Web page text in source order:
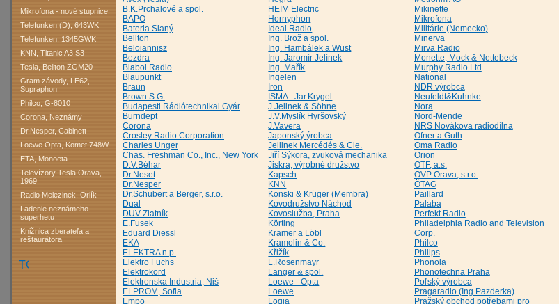
Mikrofona - nové stupnice
Telefunken (D), 643WK
Telefunken, 1345GWK
KNN, Titanic A3 S3
Tesla, Bellton ZGM20
Gram.závody, LE62,
Supraphon
Philco, G-8010
Corona, Neznámy
Dr.Nesper, Cabinett
Loewe Opta, Komet 748W
ETA, Monoeta
Televízory Tesla Orava,
1969
Radio Melezinek, Orlík
Ladenie neznámeho
superhetu
Knižnica zberateľa a
reštaurátora
B.K.Prchalové a spol.
BAPO
Bateria Slaný
Bellton
Beloiannisz
Bezdra
Blabol Radio
Blaupunkt
Braun
Brown S.G.
Budapesti Rádiótechnikai Gyár
Burndept
Corona
Crosley Radio Corporation
Charles Unger
Chas. Freshman Co., Inc., New York
D.V.Béhar
Dr.Neset
Dr.Nesper
Dr.Schubert a Berger, s.r.o.
Dual
DUV Zlatník
E.Fusek
Eduard Diessl
EKA
ELEKTRA n.p.
Elektro Fuchs
Elektrokord
Elektronska Industria, Niš
ELPROM, Sofia
Empo
HEIM Electric
Hornyphon
Ideal Radio
Ing. Brož a spol.
Ing. Hambálek a Wüst
Ing. Jaromír Jelínek
Ing. Mařík
Ingelen
Iron
ISMA - Jar.Krygel
J.Jelinek & Söhne
J.V.Myslík Hyršovský
J.Vavera
Japonský ýrobca
Jellinek Mercédés & Cie.
Jiří Sýkora, zvuková mechanika
Jiskra, výrobné družstvo
Kapsch
KNN
Konski & Krüger (Membra)
Kovodružstvo Náchod
Kovoslužba, Praha
Körting
Kramer a Löbl
Kramolin & Co.
Křižík
L.Rosenmayr
Langer & spol.
Loewe - Opta
Loewe
Logia
Mikinette
Mikrofona
Militárie (Nemecko)
Minerva
Mirva Radio
Monette, Mock & Nettebeck
Murphy Radio Ltd
National
NDR výrobca
Neufeldt&Kuhnke
Nora
Nord-Mende
NRS Novákova radiodílna
Ofner a Guth
Oma Radio
Orion
OTF, a.s.
OVP Orava, s.r.o.
ÖTAG
Paillard
Palaba
Perfekt Radio
Philadelphia Radio and Television
Corp.
Philco
Philips
Phonola
Phonotechna Praha
Poľský výrobca
Pragaradio (Ing.Pazderka)
Pražský obchod potřebami pro